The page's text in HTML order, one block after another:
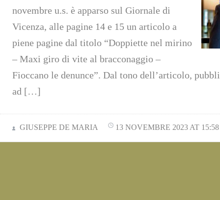
novembre u.s. è apparso sul Giornale di
Vicenza, alle pagine 14 e 15 un articolo a
piene pagine dal titolo “Doppiette nel mirino
– Maxi giro di vite al bracconaggio –
Fioccano le denunce”. Dal tono dell’articolo,
ad […]
GIUSEPPE DE MARIA 13 NOVEMBRE 2023 AT 15:58